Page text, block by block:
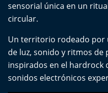
Cultura y Espectáculos
Deportes
Conexión Digital
sensorial única en un
circular.
Un territorio rodeado por
de luz, sonido y ritmos
inspirados en el hardrock
sonidos electrónicos